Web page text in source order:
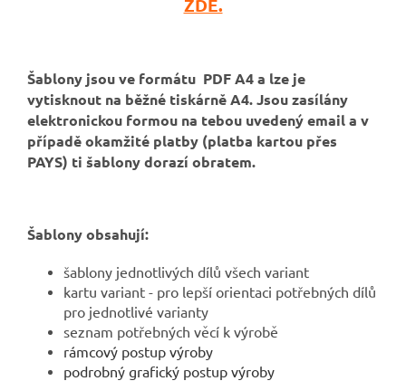
ZDE.
Šablony jsou ve formátu PDF A4 a lze je
vytisknout na běžné tiskárně A4. Jsou zasílány
elektronickou formou na tebou uvedený email a v
případě okamžité platby (platba kartou přes
PAYS) ti šablony dorazí obratem.
Šablony obsahují:
šablony jednotlivých dílů všech variant
kartu variant - pro lepší orientaci potřebných dílů
pro jednotlivé varianty
seznam potřebných věcí k výrobě
rámcový postup výroby
podrobný grafický postup výroby